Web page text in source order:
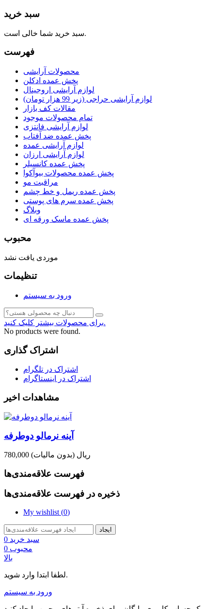
سبد خرید
سبد خرید شما خالی است.
فهرست
محصولات آرایشی
پخش عمده ادکلن
لوازم آرایشی اروجینال
لوازم آرایشی حراجی (زیر 99 هزار تومان)
مقالات کف بازار
تمام محصولات موجود
لوازم آرایشی فانتزی
پخش عمده ضد آفتاب
لوازم آرایشی عمده
لوازم آرایشی ارزان
پخش عمده کانسیلر
پخش عمده محصولات بیوآکوا
مراقبت مو
پخش عمده ریمل و خط چشم
پخش عمده سرم های پوستی
وبلاگ
پخش عمده ماسک ورقه ای
محبوب
موردی یافت نشد
تنظیمات
ورود به سیستم
برای محصولات بیشتر کلیک کنید.
No products were found.
اشتراک گذاری
اشتراک در تلگرام
اشتراک در اینستاگرام
مشاهدات اخیر
آینه نرمالو دوطرفه
780,000 ریال (بدون مالیات)
فهرست علاقه‌مندی‌ها
ذخیره در فهرست علاقه‌مندی‌ها
My wishlist (0)
ایجاد
سبد خرید 0
محبوب 0
بالا
لطفا ابتدا وارد شوید.
ورود به سیستم